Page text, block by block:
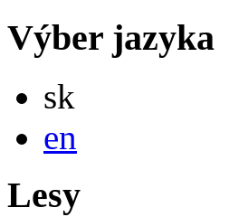
Výber jazyka
sk
en
Lesy